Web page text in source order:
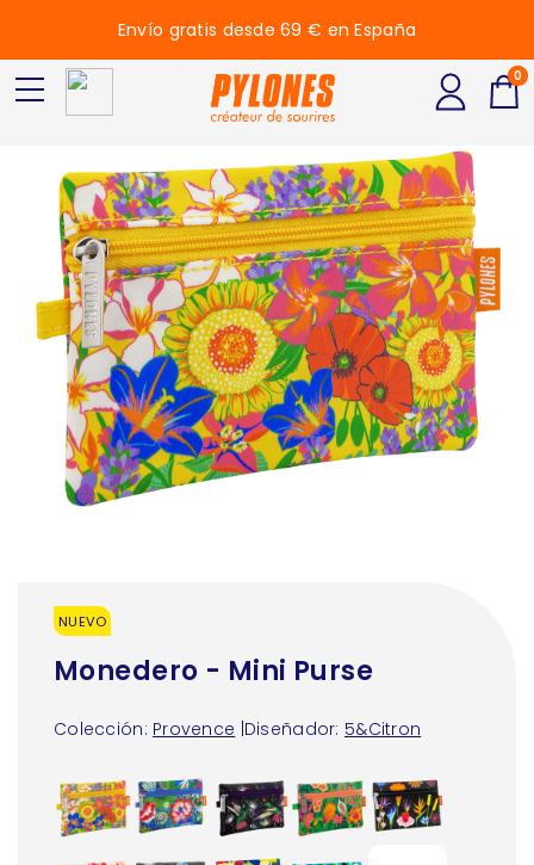
NUEVO
Monedero - Mini Purse
Colección: Provence Diseñador: 5&Citron
Envío gratis desde 69 € en España
0